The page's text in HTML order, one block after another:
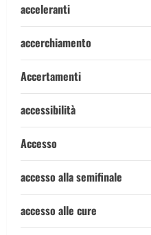
acceleranti
accerchiamento
Accertamenti
accessibilità
Accesso
accesso alla semifinale
accesso alle cure